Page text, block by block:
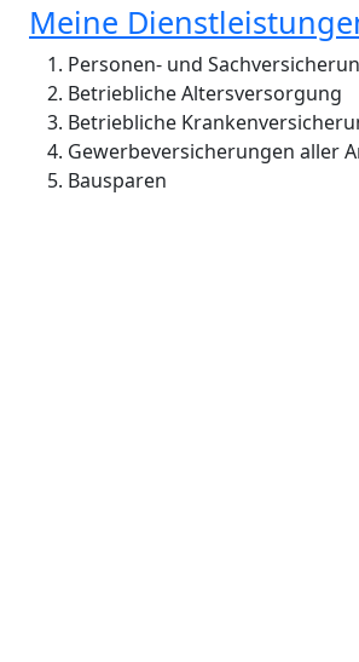
Meine
Personen- und
Betriebliche Altersversorgung
Betriebliche
Gewerbeversicherungen aller
Bausparen